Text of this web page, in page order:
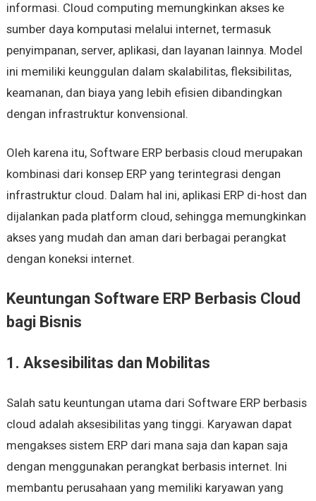
informasi. Cloud computing memungkinkan akses ke
sumber daya komputasi melalui internet, termasuk
penyimpanan, server, aplikasi, dan layanan lainnya. Model
ini memiliki keunggulan dalam skalabilitas, fleksibilitas,
keamanan, dan biaya yang lebih efisien dibandingkan
dengan infrastruktur konvensional.
Oleh karena itu, Software ERP berbasis cloud merupakan
kombinasi dari konsep ERP yang terintegrasi dengan
infrastruktur cloud. Dalam hal ini, aplikasi ERP di-host dan
dijalankan pada platform cloud, sehingga memungkinkan
akses yang mudah dan aman dari berbagai perangkat
dengan koneksi internet.
Keuntungan Software ERP Berbasis Cloud
bagi Bisnis
1. Aksesibilitas dan Mobilitas
Salah satu keuntungan utama dari Software ERP berbasis
cloud adalah aksesibilitas yang tinggi. Karyawan dapat
mengakses sistem ERP dari mana saja dan kapan saja
dengan menggunakan perangkat berbasis internet. Ini
membantu perusahaan yang memiliki karyawan yang